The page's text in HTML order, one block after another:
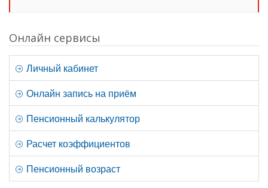
Онлайн сервисы
Личный кабинет
Онлайн запись на приём
Пенсионный калькулятор
Расчет коэффициентов
Пенсионный возраст